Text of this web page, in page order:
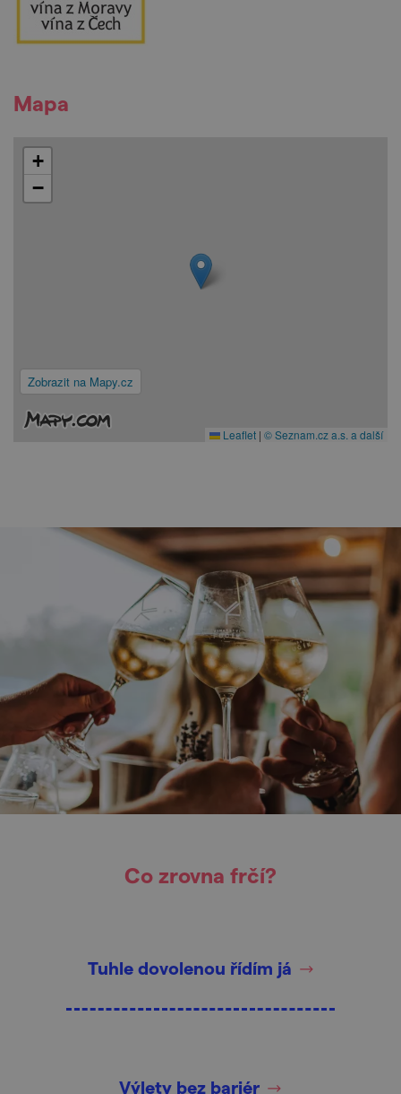
Mapa
Zobrazit na Mapy.cz
+
−
Leaflet | © Seznam.cz a.s. a další
Co zrovna frčí?
Tuhle dovolenou řídím já
Výlety bez bariér